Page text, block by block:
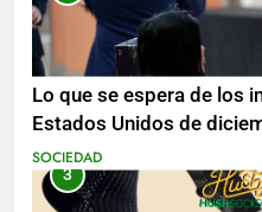
Lo que se espera de los
Estados Unidos de
SOCIEDAD
3